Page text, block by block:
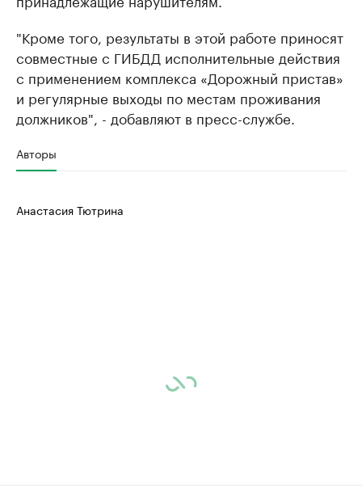
"Кроме того, результаты в этой работе приносят
совместные с ГИБДД исполнительные действия
с применением комплекса «Дорожный пристав»
и регулярные выходы по местам проживания
должников", - добавляют в пресс-службе.
Авторы
Анастасия Тютрина